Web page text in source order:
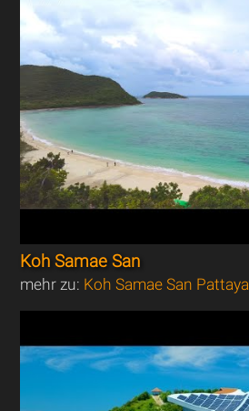
Koh Samae San
mehr zu: Koh Samae San Pattaya